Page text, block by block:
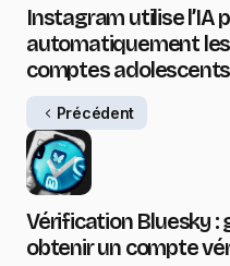
Instagram utilise l’IA
automatiquement
comptes adolescents
Précédent
Vérification Bluesky :
obtenir un compte